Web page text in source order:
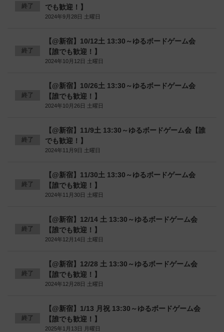
終了
でも歓迎！】
2024年9月28日 土曜日
終了
【@新宿】10/12土 13:30～ゆるボードゲーム会
【誰でも歓迎！】
2024年10月12日 土曜日
終了
【@新宿】10/26土 13:30～ゆるボードゲーム会
【誰でも歓迎！】
2024年10月26日 土曜日
終了
【@新宿】11/9土 13:30～ゆるボードゲーム会【誰
でも歓迎！】
2024年11月9日 土曜日
終了
【@新宿】11/30土 13:30～ゆるボードゲーム会
【誰でも歓迎！】
2024年11月30日 土曜日
終了
【@新宿】12/14 土 13:30～ゆるボードゲーム会
【誰でも歓迎！】
2024年12月14日 土曜日
終了
【@新宿】12/28 土 13:30～ゆるボードゲーム会
【誰でも歓迎！】
2024年12月28日 土曜日
終了
【@新宿】1/13 月祝 13:30～ゆるボードゲーム会
【誰でも歓迎！】
2025年1月13日 月曜日